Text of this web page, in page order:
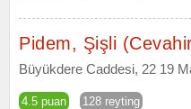
Pidem, Şişli
Büyükdere Caddesi, 22 19
4.5 puan 128 reyting